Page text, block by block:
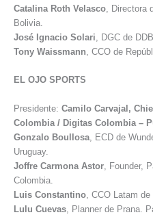
Catalina Roth Velasco , Directora
Bolivia.
José Ignacio Solari , DGC de
Tony Waissmann , CCO de
EL OJO SPORTS
Presidente: Camilo Carvajal,
Colombia / Digitas Colombia –
Gonzalo Boullosa , ECD de
Uruguay.
Joffre Carmona Astor , Founder,
Colombia.
Luis Constantino , CCO Latam
Lulu Cuevas , Planner de Prana.